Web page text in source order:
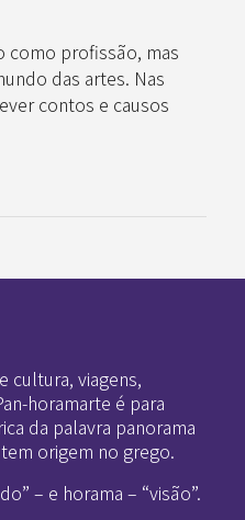
como profissão, mas
das artes. Nas
contos e causos
cultura, viagens,
horamarte é para
da palavra panorama
origem no grego.
– e horama – “visão”.